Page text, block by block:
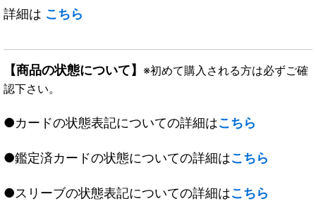
詳細は こちら
【商品の状態について】 ※初めて購入される方は必ずご確
認下さい。
●カードの状態表記についての詳細はこちら
●鑑定済カードの状態についての詳細はこちら
●スリーブの状態表記についての詳細はこちら